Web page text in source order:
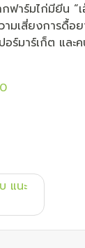
าร์มไก่มียีน
มเสี่ยงการดื้อ
ร์มาร์เก็ต แล
แนะ